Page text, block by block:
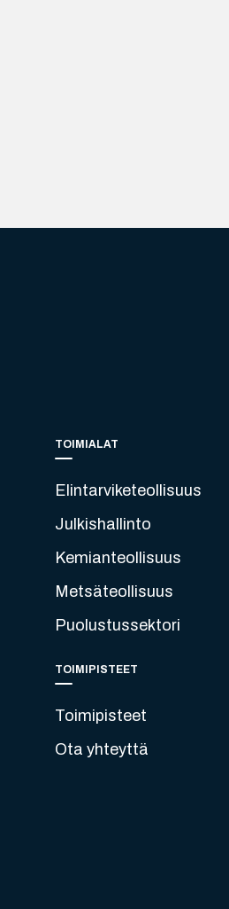
TOIMIALAT
Elintarviketeollisuus
Julkishallinto
Kemianteollisuus
Metsäteollisuus
Puolustussektori
TOIMIPISTEET
Toimipisteet
Ota yhteyttä